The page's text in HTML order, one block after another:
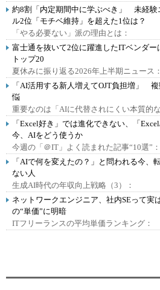
約8割「内定期間中に学ぶべき」 未経験
ル2位「モチベ維持」を超えた1位は？
「やる必要ない」派の理由とは：
富士通を抜いて2位に躍進したITベンダ
トップ20
夏休みに振り返る2026年上半期ニュース：
「AI活用する新人増えてOJT負担増」
悩
重要なのは「AIに代替されにくい本質的
「Excel好き」では進化できない、「
今、AIをどう使うか
今週の「＠IT」よく読まれた記事“10選”：
「AIで何を変えたの？」と問われる今、
ない人
生成AI時代の年収向上戦略（3）：
ネットワークエンジニア、社内SEって
の“単価”に明暗
ITフリーランスの平均単価ランキング：